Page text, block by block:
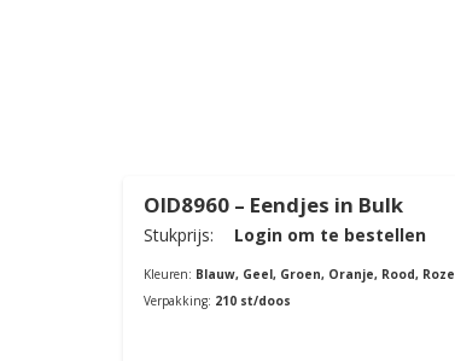
OID8960 – Eendjes in Bulk
Stukprijs: Login om te bestellen
Kleuren: Blauw, Geel, Groen, Oranje, Rood, Roze
Verpakking: 210 st/doos